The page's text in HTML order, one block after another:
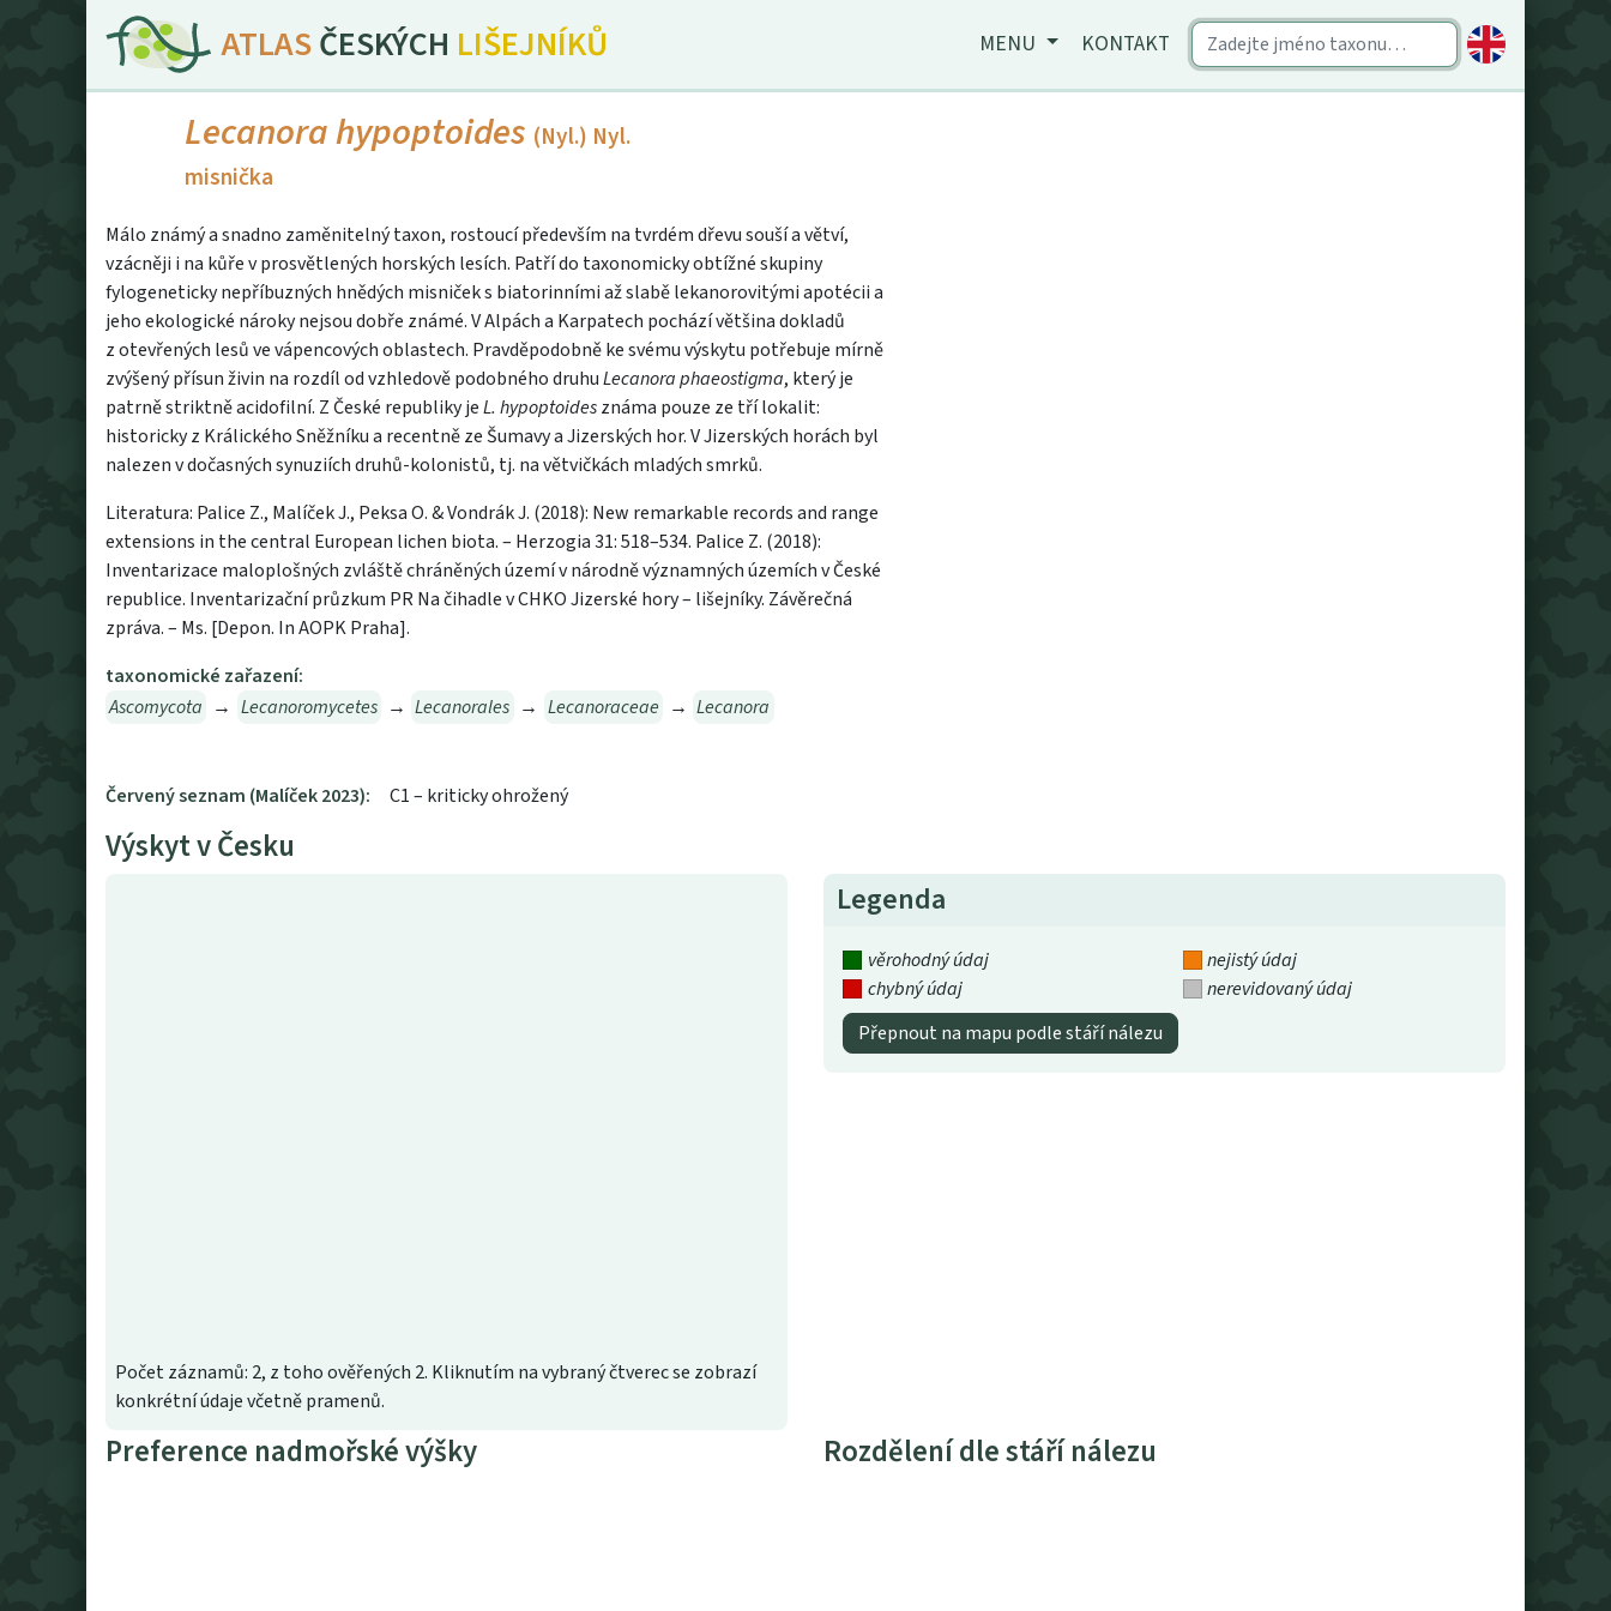
ATLASČESKÝCH LIŠEJNÍKŮ MENU KONTAKT
Lecanora hypoptoides (Nyl.) Nyl.
misnička
Málo známý a snadno zaměnitelný taxon, rostoucí především na tvrdém dřevu souší a větví,
vzácněji i na kůře v prosvětlených horských lesích. Patří do taxonomicky obtížné skupiny
fylogeneticky nepříbuzných hnědých misniček s biatorinními až slabě lekanorovitými apotécii a
jeho ekologické nároky nejsou dobře známé. V Alpách a Karpatech pochází většina dokladů
z otevřených lesů ve vápencových oblastech. Pravděpodobně ke svému výskytu potřebuje mírně
zvýšený přísun živin na rozdíl od vzhledově podobného druhuLecanora phaeostigma, který je
patrně striktně acidofilní. Z České republiky jeL. hypoptoidesznáma pouze ze tří lokalit:
historicky z Králického Sněžníku a recentně ze Šumavy a Jizerských hor. V Jizerských horách byl
nalezen v dočasných synuziích druhů-kolonistů, tj. na větvičkách mladých smrků.
Literatura: Palice Z., Malíček J., Peksa O. & Vondrák J. (2018): New remarkable records and range
extensions in the central European lichen biota. – Herzogia 31: 518–534. Palice Z. (2018):
Inventarizace maloplošných zvláště chráněných území v národně významných územích v České
republice. Inventarizační průzkum PR Na čihadle v CHKO Jizerské hory – lišejníky. Závěrečná
zpráva. – Ms. [Depon. In AOPK Praha].
taxonomické zařazení:
Ascomycota → Lecanoromycetes → Lecanorales → Lecanoraceae → Lecanora
Červený seznam (Malíček 2023): C1 – kriticky ohrožený
Výskyt v Česku
Počet záznamů: 2, z toho ověřených 2. Kliknutím na vybraný čtverec se zobrazí
konkrétní údaje včetně pramenů.
Legenda
věrohodný údaj
nejistý údaj
chybný údaj
nerevidovaný údaj
Přepnout na mapu podle stáří nálezu
Preference nadmořské výšky Rozdělení dle stáří nálezu